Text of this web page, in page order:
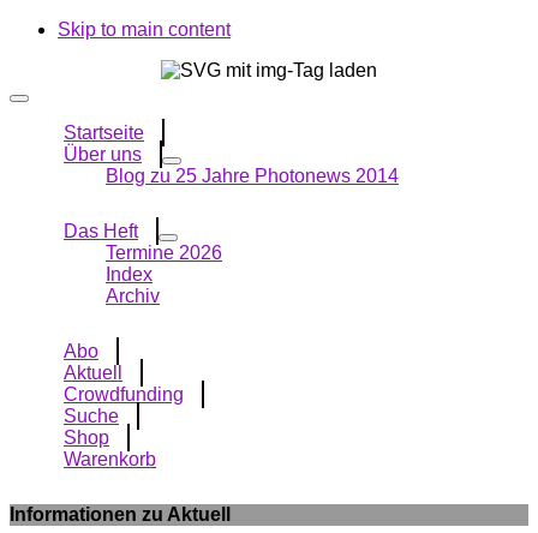
Skip to main content
Startseite
Über uns
Blog zu 25 Jahre Photonews 2014
Das Heft
Termine 2026
Index
Archiv
Abo
Aktuell
Crowdfunding
Suche
Shop
Warenkorb
Informationen zu Aktuell